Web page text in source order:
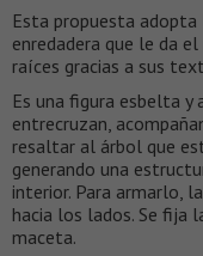
Esta propuesta
enredadera que le da
raíces gracias a sus
Es una figura esbelta y
entrecruzan,
resaltar al árbol que
generando una
interior. Para armarlo,
hacia los lados. Se fija
maceta.